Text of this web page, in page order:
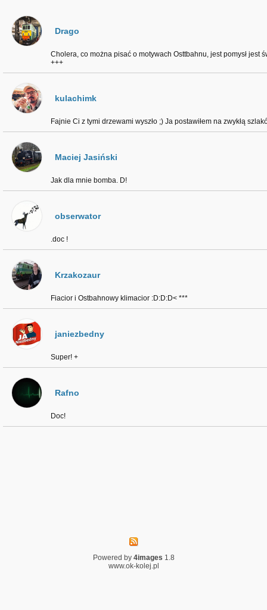
Drago
Cholera, co można pisać o motywach Osttbahnu, jest pomysł jest
+++
kulachimk
Fajnie Ci z tymi drzewami wyszło ;) Ja postawiłem na zwykłą
Maciej Jasiński
Jak dla mnie bomba. D!
obserwator
.doc !
Krzakozaur
Fiacior i Ostbahnowy klimacior :D:D:D< ***
janiezbedny
Super! +
Rafno
Doc!
Powered by 4images 1.8
www.ok-kolej.pl